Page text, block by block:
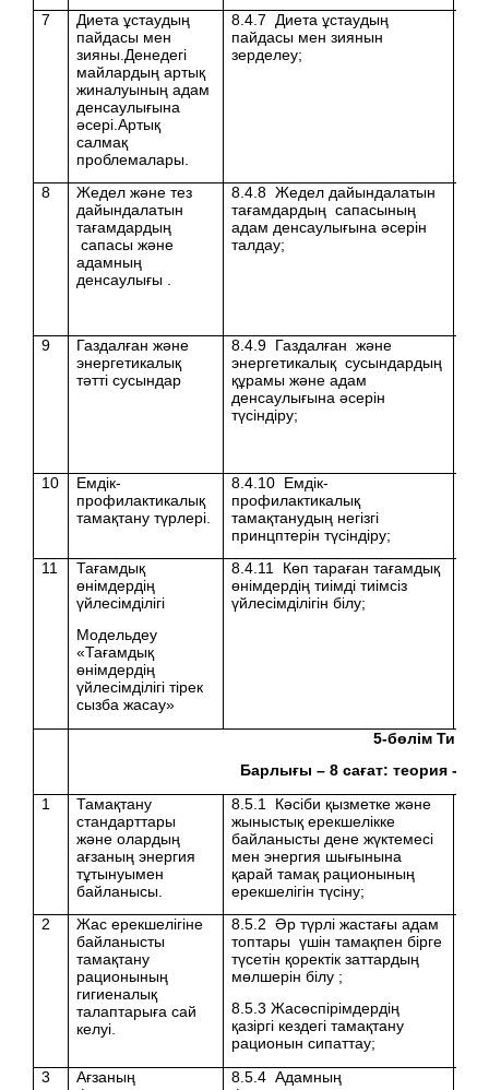
7
Диета ұстаудың
пайдасы мен
зияны.Денедегі
майлардың артық
жиналуының адам
денсаулығына
әсері.Артық
салмақ
проблемалары.
8.4.7 Диета ұстаудың
пайдасы мен зиянын
зерделеу;
8
Жедел және тез
дайындалатын
тағамдардың
сапасы және
адамның
денсаулығы .
8.4.8 Жедел дайындалатын
тағамдардың сапасының
адам денсаулығына әсерін
талдау;
9
Газдалған және
энергетикалық
тәтті сусындар
8.4.9 Газдалған және
энергетикалық сусындардың
құрамы және адам
денсаулығына әсерін
түсіндіру;
10
Емдік-
профилактикалық
тамақтану түрлері.
8.4.10 Емдік-
профилактикалық
тамақтанудың негізгі
принцптерін түсіндіру;
11
Тағамдық
өнімдердің
үйлесімділігі
Модельдеу
«Тағамдық
өнімдердің
үйлесімділігі тірек
сызба жасау»
8.4.11 Көп тараған тағамдық
өнімдердің тиімді тиімсіз
үйлесімділігін білу;
5-бөлім
Барлығы – 8 сағат: теория -
1
Тамақтану
стандарттары
және олардың
ағзаның энергия
тұтынуымен
байланысы.
8.5.1 Кәсіби қызметке және
жыныстық ерекшелікке
байланысты дене жүктемесі
мен энергия шығынына
қарай тамақ рационының
ерекшелігін түсіну;
2
Жас ерекшелігіне
байланысты
тамақтану
рационының
гигиеналық
талаптарыға сай
келуі.
8.5.2 Әр түрлі жастағы адам
топтары үшін тамақпен бірге
түсетін қоректік заттардың
мөлшерін білу ;
8.5.3 Жасөспірімдердің
қазіргі кездегі тамақтану
рационын сипаттау;
3
Ағзаның
8.5.4 Адамның